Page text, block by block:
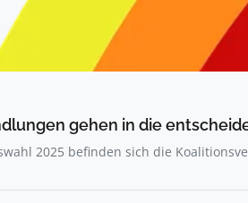
gehen in die
2025 befinden sich die